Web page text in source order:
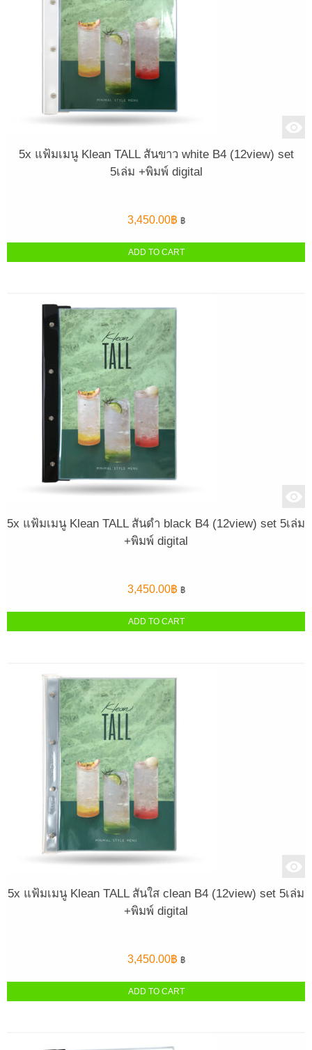
5x แฟ้มเมนู Klean TALL สันขาว white B4 (12view) set
5เล่ม +พิมพ์ digital
3,450.00฿ ฿
ADD TO CART
5x แฟ้มเมนู Klean TALL สันดำ black B4 (12view) set 5เล่ม
+พิมพ์ digital
3,450.00฿ ฿
ADD TO CART
5x แฟ้มเมนู Klean TALL สันใส clean B4 (12view) set 5เล่ม
+พิมพ์ digital
3,450.00฿ ฿
ADD TO CART